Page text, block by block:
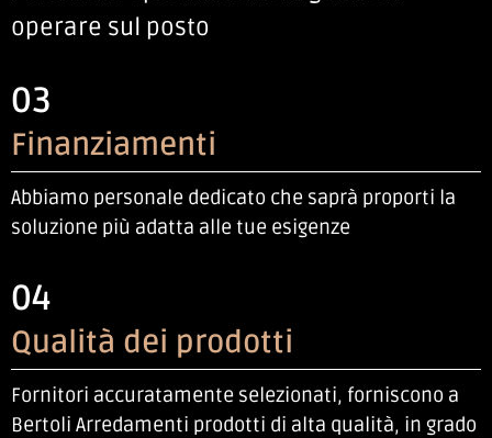
operare sul posto
03
Finanziamenti
Abbiamo personale dedicato che saprà proporti la
soluzione più adatta alle tue esigenze
04
Qualità dei prodotti
Fornitori accuratamente selezionati, forniscono a
Bertoli Arredamenti prodotti di alta qualità, in grado